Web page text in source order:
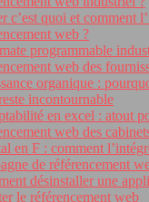
c’est quoi et comment
web ?
programmable
web des
organique :
incontournable
en excel : atout
web des
en F : comment
de référencement
désinstaller une
le référencement web